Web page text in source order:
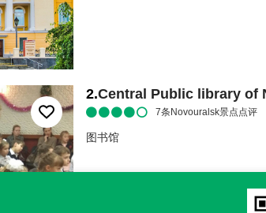
2.Central Public library of
7条Novouralsk景点点评
图书馆